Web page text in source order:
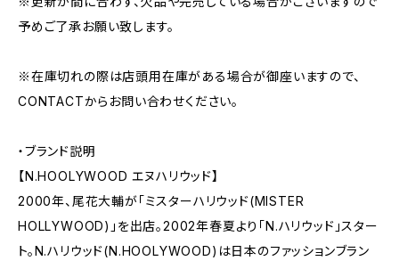
予めご了承お願い致します。
※在庫切れの際は店頭用在庫がある場合が御座いますので、
CONTACTからお問い合わせください。
・ブランド説明
【N.HOOLYWOOD エヌハリウッド】
2000年、尾花大輔が「ミスターハリウッド(MISTER
HOLLYWOOD)」を出店。2002年春夏より「N.ハリウッド」スター
ト。N.ハリウッド(N.HOOLYWOOD)は日本のファッションブラン